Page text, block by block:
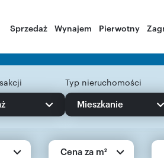
Sprzedaż Wynajem Pierwotny
Typ nieruchomości
Mieszkanie
Cena za m²